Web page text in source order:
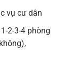
vụ cư dân
2-3-4 phòng